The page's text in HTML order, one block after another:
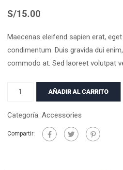
S/15.00
Maecenas eleifend sapien erat,
condimentum. Duis gravida dui
commodo at. Sed laoreet volutpat
AÑADIR AL CARRITO
Categoría: Accessories
Compartir: